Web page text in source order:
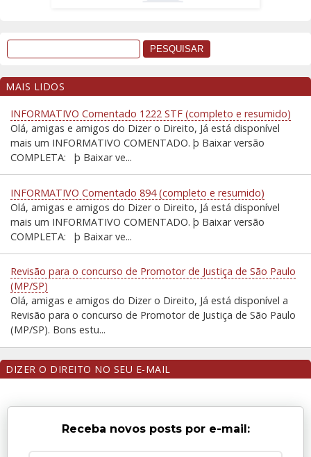
MAIS LIDOS
INFORMATIVO Comentado 1222 STF (completo e resumido)
Olá, amigas e amigos do Dizer o Direito, Já está disponível
mais um INFORMATIVO COMENTADO. þ Baixar versão
COMPLETA: þ Baixar ve...
INFORMATIVO Comentado 894 (completo e resumido)
Olá, amigas e amigos do Dizer o Direito, Já está disponível
mais um INFORMATIVO COMENTADO. þ Baixar versão
COMPLETA: þ Baixar ve...
Revisão para o concurso de Promotor de Justiça de São Paulo
(MP/SP)
Olá, amigas e amigos do Dizer o Direito, Já está disponível a
Revisão para o concurso de Promotor de Justiça de São Paulo
(MP/SP). Bons estu...
DIZER O DIREITO NO SEU E-MAIL
Receba novos posts por e-mail: